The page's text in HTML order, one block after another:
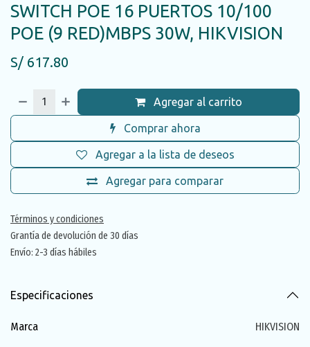
SWITCH POE 16 PUERTOS 10/100
POE (9 RED)MBPS 30W, HIKVISION
S/ 617.80
Agregar al carrito
Comprar ahora
Agregar para comparar
Agregar a la lista de deseos
Términos y condiciones
Grantía de devolución de 30 días
Envío: 2-3 días hábiles
Especificaciones
Marca HIKVISION